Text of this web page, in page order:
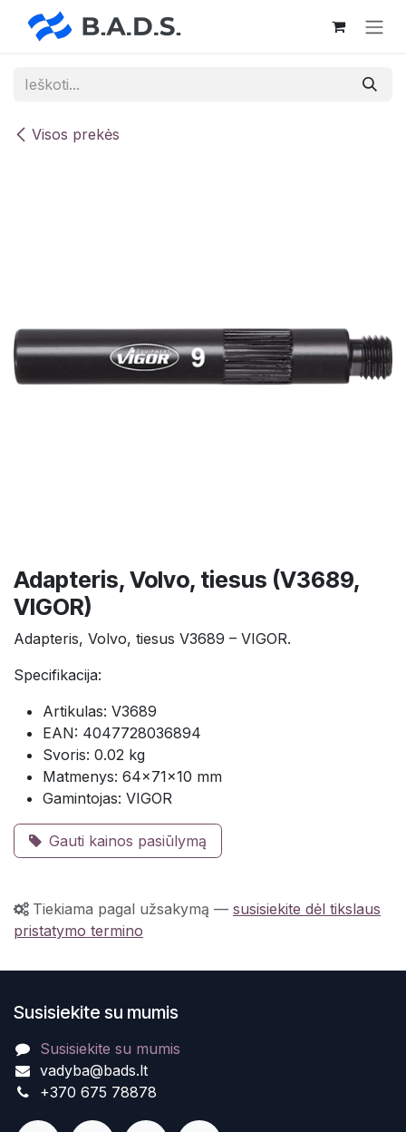
Skip to Content
Visos prekės
Adapteris, Volvo, tiesus (V3689,
VIGOR)
Adapteris, Volvo, tiesus V3689 – VIGOR.
Specifikacija:
Artikulas: V3689
EAN: 4047728036894
Svoris: 0.02 kg
Matmenys: 64×71×10 mm
Gamintojas: VIGOR
Gauti kainos pasiūlymą
Tiekiama pagal užsakymą — susisiekite dėl tikslaus
pristatymo termino
Susisiekite su mumis
Susisiekite su mumis
vadyba@bads.lt
+370 675 78878